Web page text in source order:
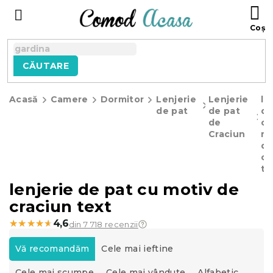
CĂUTARE
Acasă Camere Dormitor
Lenjerie
de pat
Lenjerie
de pat
de
Craciun
cu
de
lenjerie de pat cu motiv de
craciun text
★★★★★
★★★★★ 4,6din 7 718 recenzii
S
e
l
Vă recomandăm Cele mai ieftine